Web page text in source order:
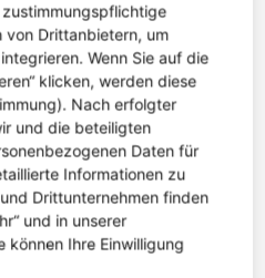
Einfälle 177 erschienen – Geschwister im Blickpunkt
ist erschienen. Im
ein Thema, das oft zu
bekommt: die
mit Epilepsie....
von Drittanbietern, um
Wenn Sie auf die
klicken, werden diese
Nach erfolgter
und die beteiligten
Daten für
Informationen zu
Drittunternehmen finden
und in unserer
können Ihre Einwilligung